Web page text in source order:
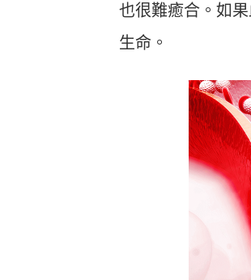
也很難癒合。如
生命。